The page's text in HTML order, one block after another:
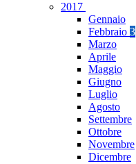
2017
Gennaio
Febbraio 3
Marzo
Aprile
Maggio
Giugno
Luglio
Agosto
Settembre
Ottobre
Novembre
Dicembre